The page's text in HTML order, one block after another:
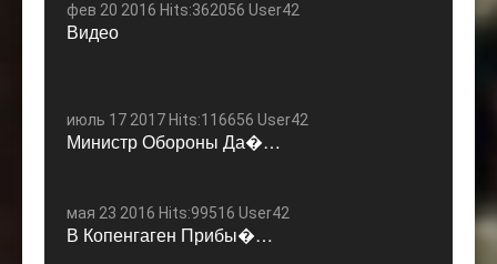
фев 20 2016 Hits:362056 User42
Видео
июль 17 2017 Hits:116656 User42
Министр Обороны Да�…
мая 23 2016 Hits:99516 User42
В Копенгаген Прибы�…